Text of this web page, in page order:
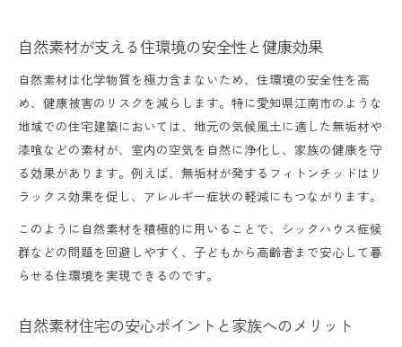
自然素材が支える住環境の安全性と健康効果
自然素材は化学物質を極力含まないため、住環境の安全性を高
め、健康被害のリスクを減らします。特に愛知県江南市のような
地域での住宅建築においては、地元の気候風土に適した無垢材や
漆喰などの素材が、室内の空気を自然に浄化し、家族の健康を守
る効果があります。例えば、無垢材が発するフィトンチッドはリ
ラックス効果を促し、アレルギー症状の軽減にもつながります。
このように自然素材を積極的に用いることで、シックハウス症候
群などの問題を回避しやすく、子どもから高齢者まで安心して暮
らせる住環境を実現できるのです。
自然素材住宅の安心ポイントと家族へのメリット